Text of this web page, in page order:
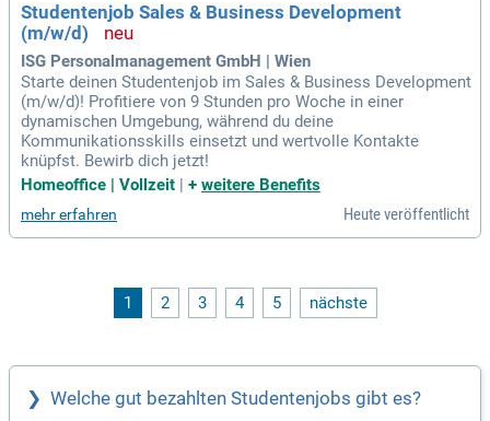
Studentenjob Sales & Business Development
(m/w/d)
ISG Personalmanagement GmbH | Wien
Starte deinen Studentenjob im Sales & Business Development
(m/w/d)! Profitiere von 9 Stunden pro Woche in einer
dynamischen Umgebung, während du deine
Kommunikationsskills einsetzt und wertvolle Kontakte
knüpfst. Bewirb dich jetzt!
Homeoffice | Vollzeit | + weitere Benefits
mehr erfahren Heute veröffentlicht
1 2 3 4 5 nächste
Welche gut bezahlten Studentenjobs gibt es?